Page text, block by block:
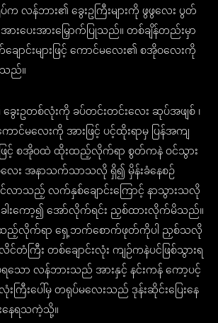
လန်ဘား၏ ခွေးဥကြီးများကို ဖွဖွလေး ပွတ်
းပေးအားမြှောက်ပြုသည်။ တစ်ချိန်တည်းမှာ
င်းများဖြင့် ကောင်မလေး၏ စအိုဝလေးကို
ည်။
းဥတစ်လုံးကို ခပ်တင်းတင်းလေး ဆုပ်အဖျစ် ၊
ောင်မလေးကို အားဖြင့် ပင့်ထိုးရာမှ ပြန်အကျ
ြင့် စအိုဝထဲ ထိုးထည့်လိုက်ရာ စွတ်ကနဲ ဝင်သွား
ေး အနာသက်သာသလို ရှိ၍ မှိန်းခံနေစဉ်
သည့် လက်နှစ်ချောင်းကြောင့် နာသွားသလို
းကော့၍ အော်လိုက်ရင်း ညှစ်ထားလိုက်မိသည်။
ည့်လိုက်ရာ ရှေ့ဘက်စောက်ဖုတ်ကိုပါ ညှစ်သလို
တံကြီး တစ်ချောင်းလုံး ကျဉ်ကနဲပင်ဖြစ်သွားရ
သော လန်ဘားသည် အားနှင့် နင်းကန် ကော့ပင့်
ြီးပေါ်မှ တရုပ်မလေးသည် ဒုန်းဆိုင်းပြေးနေ
းနေရသကဲ့သို့။